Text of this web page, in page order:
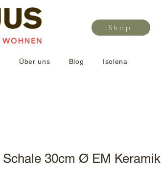
Shop
Über uns Blog Isolena
Schale 30cm Ø EM Keramik